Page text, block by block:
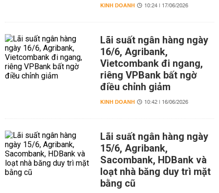
KINH DOANH 10:24 | 17/06/2026
Lãi suất ngân hàng ngày
16/6, Agribank,
Vietcombank đi ngang,
riêng VPBank bất ngờ
điều chỉnh giảm
KINH DOANH 10:42 | 16/06/2026
Lãi suất ngân hàng ngày
15/6, Agribank,
Sacombank, HDBank và
loạt nhà băng duy trì mặt
bằng cũ